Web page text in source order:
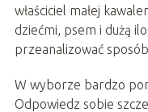
właściciel małej
dziećmi, psem i dużą
przeanalizować
W wyborze bardzo
Odpowiedz sobie